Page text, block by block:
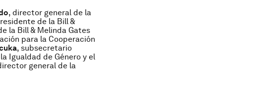
, director general de la
de la Bill &
la Bill & Melinda Gates
para la Cooperación
, subsecretario
Igualdad de Género y el
general de la